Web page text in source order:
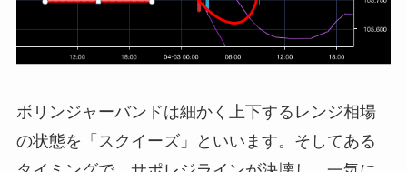
ボリンジャーバンドは細かく上下するレンジ相場
の状態を「スクイーズ」といいます。そしてある